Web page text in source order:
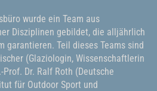
wurde ein Team aus
Disziplinen gebildet, die alljährlich
garantieren. Teil dieses Teams sind
(Glaziologin, Wissenschaftlerin
Dr. Ralf Roth (Deutsche
für Outdoor Sport und